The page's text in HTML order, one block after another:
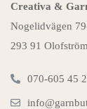
Creativa &
Nogelidvägen
293 91 Olofström
070-605 45